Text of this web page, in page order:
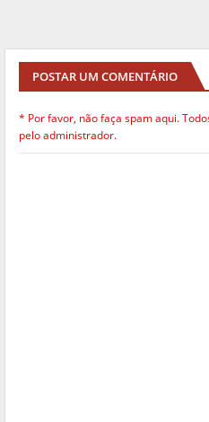
POSTAR UM COMENTÁRIO
* Por favor, não faça spam aqui.
pelo administrador.